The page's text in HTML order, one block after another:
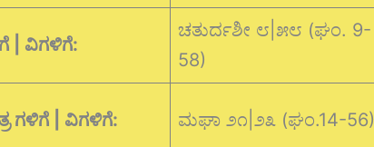
| ವಿಗಳಿಗೆ:
ಚತುರ್ದಶೀ ೮|೫೮ (ಘಂ. 9-
58)
ಗಳಿಗೆ | ವಿಗಳಿಗೆ: ಮಘಾ ೨೧|೨೩ (ಘಂ.14-56)